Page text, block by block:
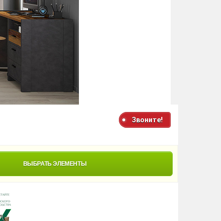
Звоните!
ВЫБРАТЬ ЭЛЕМЕНТЫ